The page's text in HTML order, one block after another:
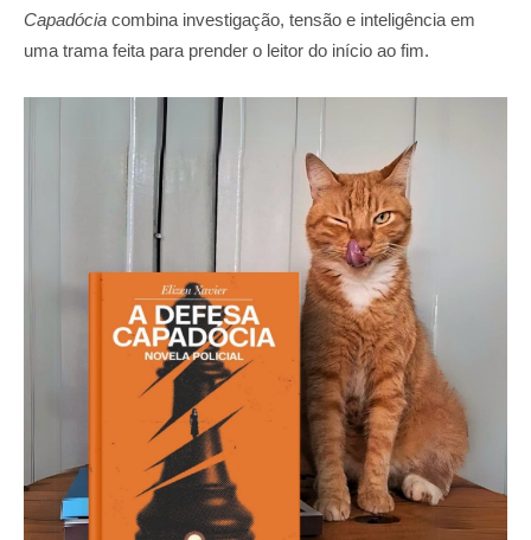
Capadócia combina investigação, tensão e inteligência em
uma trama feita para prender o leitor do início ao fim.